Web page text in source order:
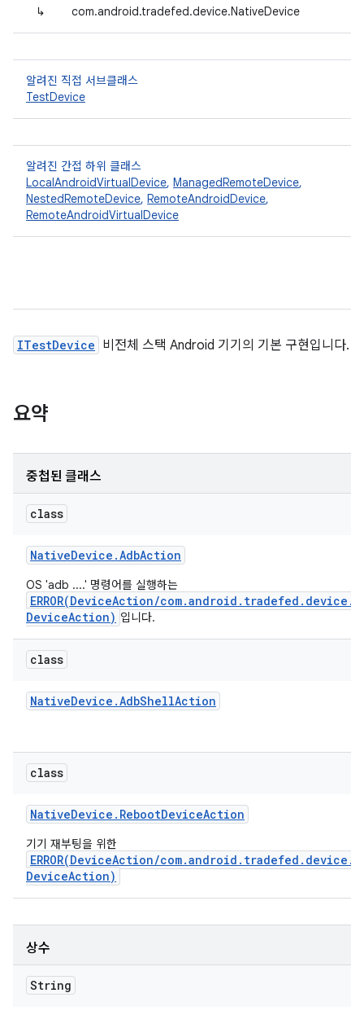
↳ com.android.tradefed.device.NativeDevice
알려진 직접 서브클래스
TestDevice
알려진 간접 하위 클래스
LocalAndroidVirtualDevice, ManagedRemoteDevice,
NestedRemoteDevice, RemoteAndroidDevice,
RemoteAndroidVirtualDevice
ITestDevice 비전체 스택 Android 기기의 기본 구현입니다.
요약
중첩된 클래스
class
NativeDevice .AdbAction
OS 'adb ....' 명령어를 실행하는
ERROR(DeviceAction/
DeviceAction) 입니다.
class
NativeDevice .AdbShellAction
class
NativeDevice . RebootDeviceAction
기기 재부팅을 위한
ERROR(DeviceAction/
DeviceAction)
상수
String